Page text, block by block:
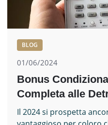
BLOG
01/06/2024
Bonus
Completa alle
Il 2024 si prospetta